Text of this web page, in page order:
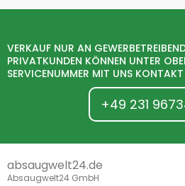
VERKAUF NUR AN
PRIVATKUNDEN KÖNNEN UNTER
SERVICENUMMER MIT UNS
+49 231
absaugwelt24.de
Absaugwelt24 GmbH